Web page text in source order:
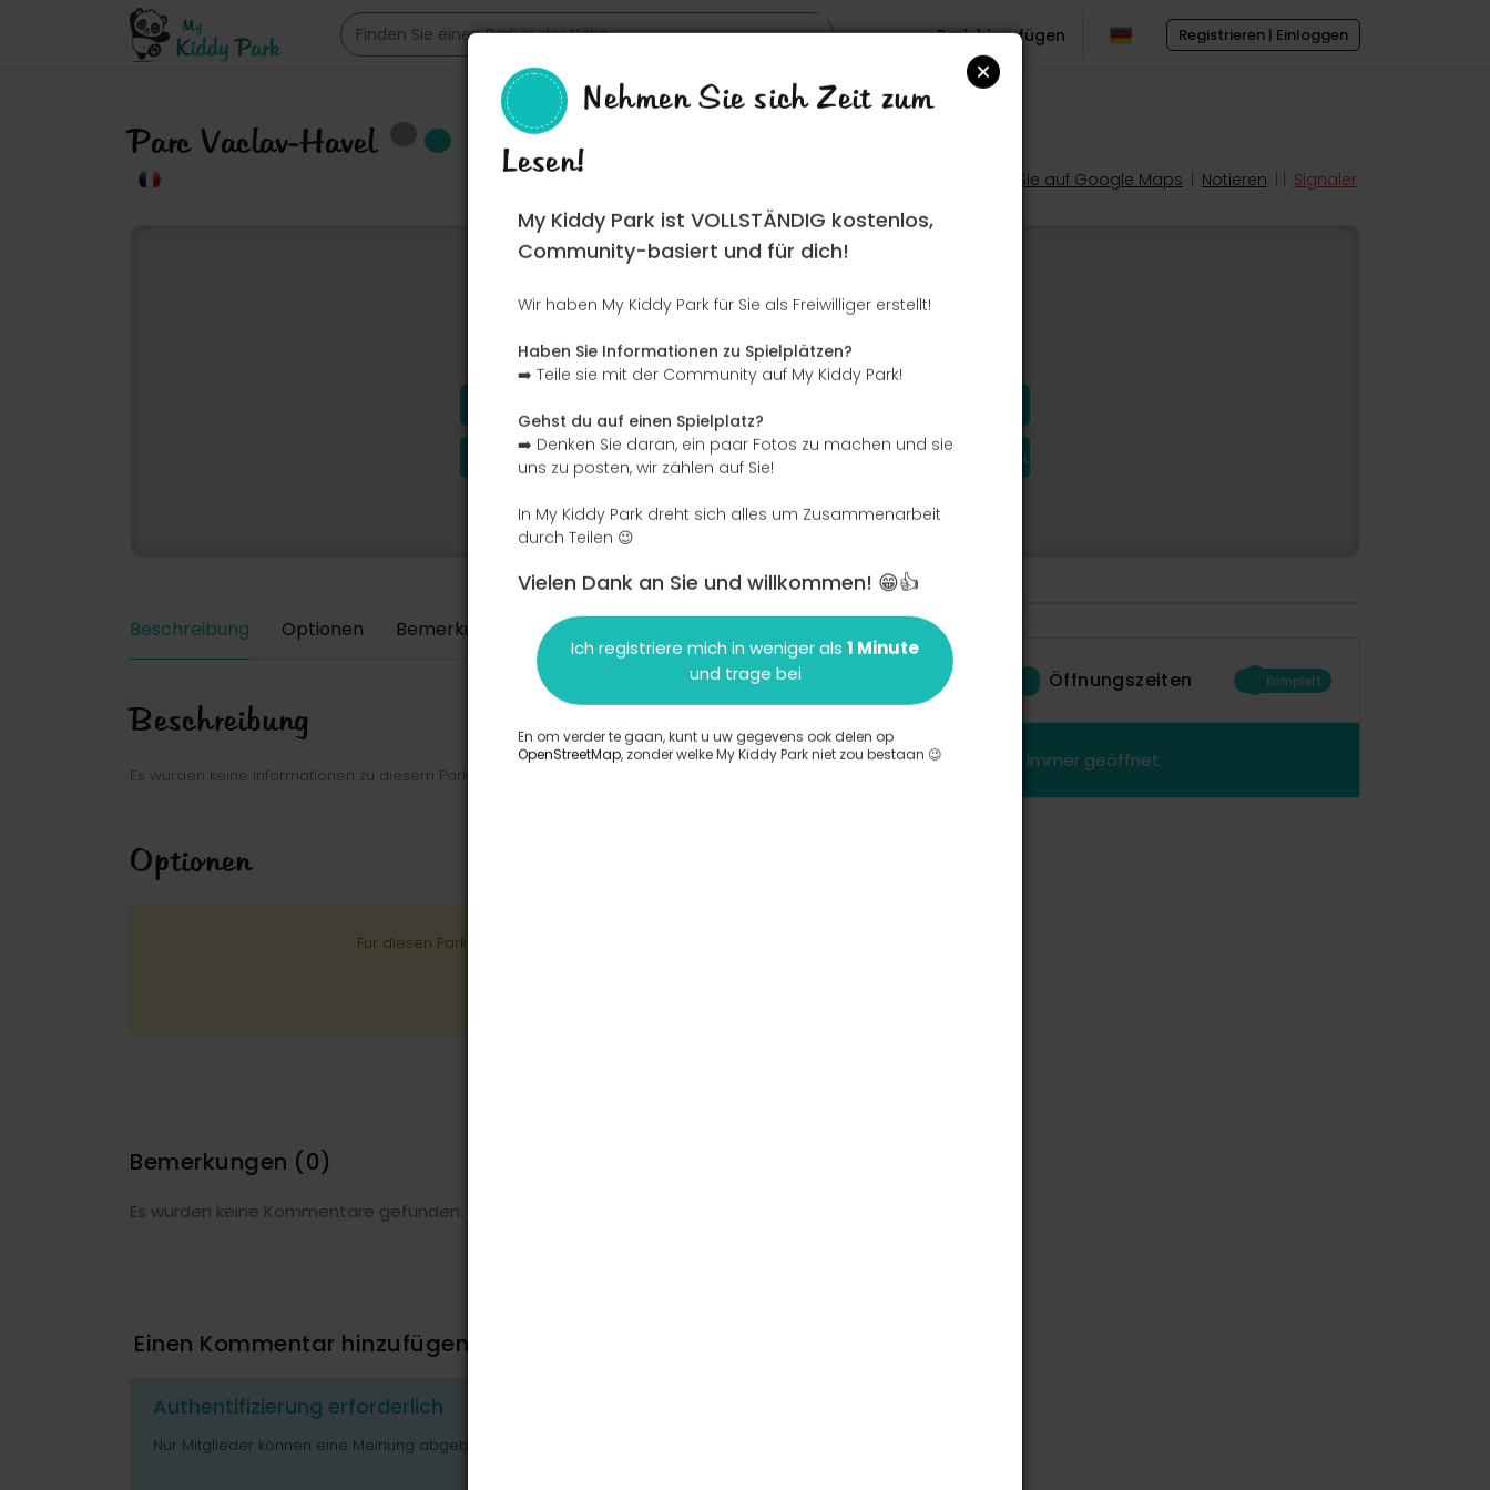
Registrieren | Einloggen
Park hinzufügen
Parc Vaclav-Havel
Suchen Sie auf Google Maps Notieren Signaler
Ce parc n'a pas encore été visité ! À toi de jouer !
Soit l'aventurier qui découvre ce parc en premier !
Ich füge eine Beschreibung hinzu Ich füge die Ausrüstung hinzu
Beschreibung Optionen Bemerkungen Einen Kommentar hinzufügen
Beschreibung
Es wurden keine Informationen zu diesem Park eingegeben.
Optionen
Für diesen Park wurde keine Option eingegeben.
Bemerkungen (0)
Es wurden keine Kommentare gefunden.
Einen Kommentar hinzufügen
Authentifizierung erforderlich
Nur Mitglieder können eine Meinung abgeben oder Fragen stellen.
Öffnungszeiten Komplett
Immer geöffnet
Nehmen Sie sich Zeit zum
Lesen!
My Kiddy Park ist VOLLSTÄNDIG kostenlos,
Community-basiert und für dich!
Wir haben My Kiddy Park für Sie als Freiwilliger erstellt!
Haben Sie Informationen zu Spielplätzen?
➡️ Teile sie mit der Community auf My Kiddy Park!
Gehst du auf einen Spielplatz?
➡️ Denken Sie daran, ein paar Fotos zu machen und sie
uns zu posten, wir zählen auf Sie!
In My Kiddy Park dreht sich alles um Zusammenarbeit
durch Teilen 😉
Vielen Dank an Sie und willkommen! 😁👍
Ich registriere mich in weniger als 1 Minute
und trage bei
En om verder te gaan, kunt u uw gegevens ook delen op
OpenStreetMap, zonder welke My Kiddy Park niet zou bestaan 😉